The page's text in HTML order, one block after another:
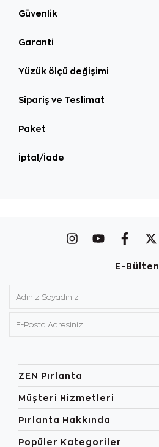
Güvenlik
Garanti
Yüzük ölçü değişimi
Sipariş ve Teslimat
Paket
İptal/İade
E-Bülten
ZEN Pırlanta
Müşteri Hizmetleri
Pırlanta Hakkında
Popüler Kategoriler